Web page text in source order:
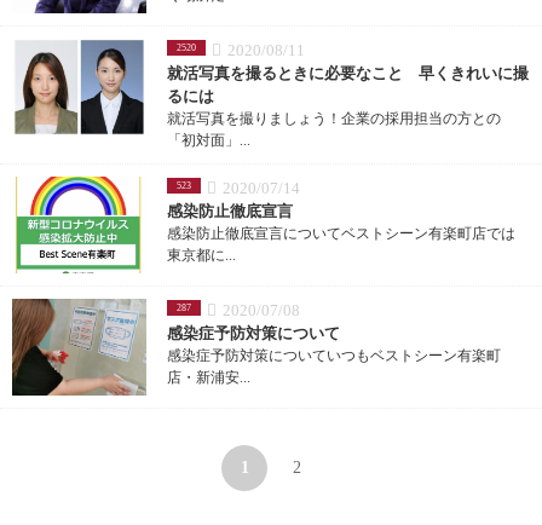
2520
2020/08/11
就活写真を撮るときに必要なこと 早くきれいに撮
るには
就活写真を撮りましょう！企業の採用担当の方との
「初対面」...
523
2020/07/14
感染防止徹底宣言
感染防止徹底宣言についてベストシーン有楽町店では
東京都に...
287
2020/07/08
感染症予防対策について
感染症予防対策についていつもベストシーン有楽町
店・新浦安...
1 2